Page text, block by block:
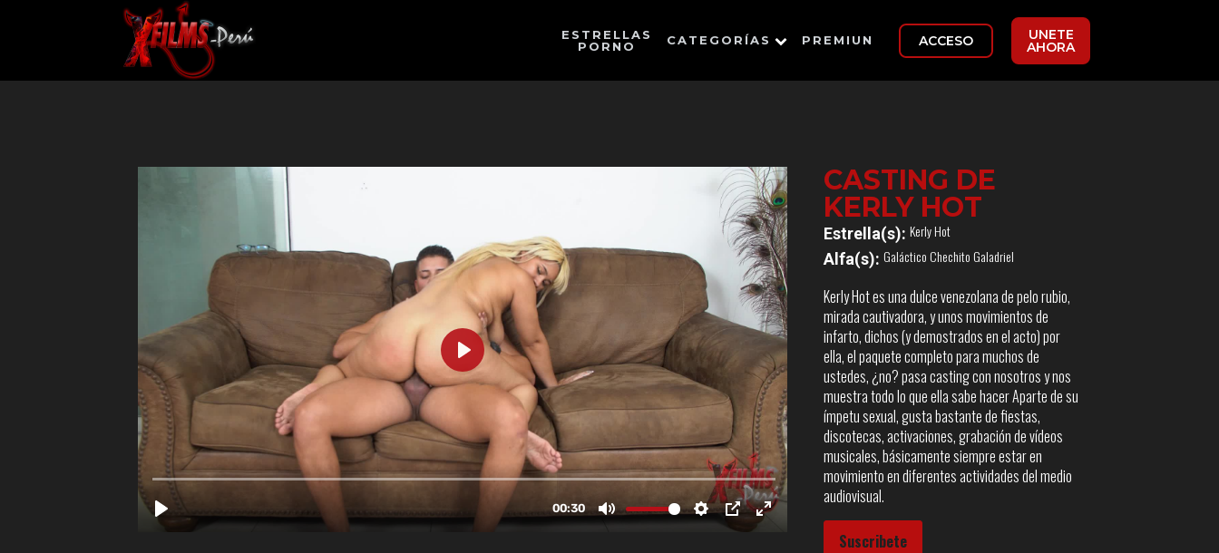
ESTRELLAS
PORNO
CATEGORÍAS PREMIUN ACCESO UNETE
AHORA
CASTING DE
KERLY HOT
Estrella(s): Kerly Hot
Alfa(s): Galáctico Chechito Galadriel
Kerly Hot es una dulce venezolana de pelo rubio,
mirada cautivadora, y unos movimientos de
infarto, dichos (y demostrados en el acto) por
ella, el paquete completo para muchos de
ustedes, ¿no? pasa casting con nosotros y nos
muestra todo lo que ella sabe hacer Aparte de su
ímpetu sexual, gusta bastante de fiestas,
discotecas, activaciones, grabación de vídeos
musicales, básicamente siempre estar en
movimiento en diferentes actividades del medio
audiovisual.
Suscribete